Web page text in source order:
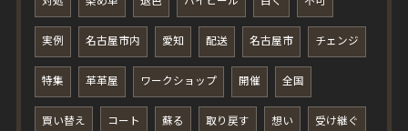
実例 名古屋市内 愛知 配送 名古屋市 チェンジ
特集 革革屋 ワークショップ 開催 全国
買い替え コート 蘇る 取り戻す 想い 受け継ぐ